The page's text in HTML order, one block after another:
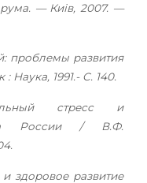
— Киів, 2007. —
проблемы развития
Наука, 1991.- C. 140.
стресс и
России / В.Ф.
здоровое развитие